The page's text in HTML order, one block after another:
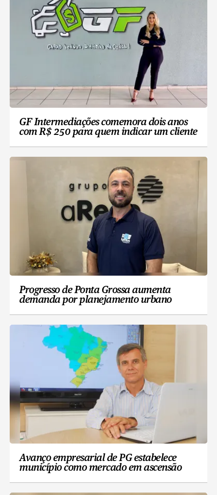
GF Intermediações comemora dois anos
com R$ 250 para quem indicar um cliente
Progresso de Ponta Grossa aumenta
demanda por planejamento urbano
Avanço empresarial de PG estabelece
município como mercado em ascensão